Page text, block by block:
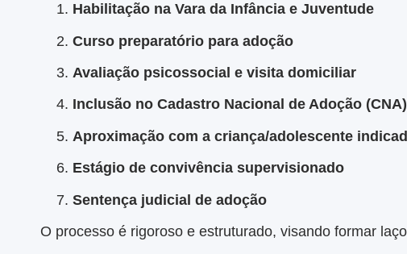
Habilitação na Vara da Infância e Juventude
Curso preparatório para adoção
Avaliação psicossocial e visita domiciliar
Inclusão no Cadastro Nacional de Adoção (CNA)
Aproximação com a criança/adolescente
Estágio de convivência supervisionado
Sentença judicial de adoção
O processo é rigoroso e estruturado, visando formar